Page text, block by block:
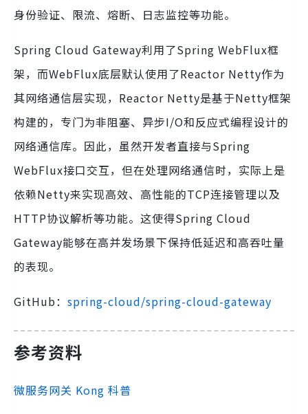
身份验证、限流、熔断、日志监控等功能。
Spring Cloud Gateway利用了Spring WebFlux框
架，而WebFlux底层默认使用了Reactor Netty作为
其网络通信层实现，Reactor Netty是基于Netty框架
构建的，专门为非阻塞、异步I/O和反应式编程设计的
网络通信库。因此，虽然开发者直接与Spring
WebFlux接口交互，但在处理网络通信时，实际上是
依赖Netty来实现高效、高性能的TCP连接管理以及
HTTP协议解析等功能。这使得Spring Cloud
Gateway能够在高并发场景下保持低延迟和高吞吐量
的表现。
GitHub： spring-cloud/spring-cloud-gateway
参考资料
微服务网关 Kong 科普